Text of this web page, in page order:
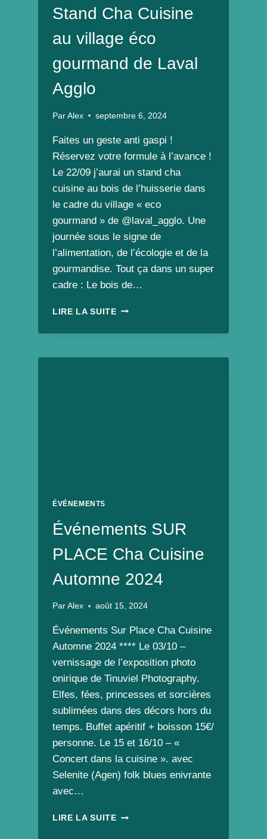
Stand Cha Cuisine
au village éco
gourmand de Laval
Agglo
Par Alex septembre 6, 2024
Faites un geste anti gaspi !
Réservez votre formule à l’avance !
Le 22/09 j’aurai un stand cha
cuisine au bois de l’huisserie dans
le cadre du village « eco
gourmand » de @laval_agglo. Une
journée sous le signe de
l’alimentation, de l’écologie et de la
gourmandise. Tout ça dans un super
cadre : Le bois de…
LIRE LA SUITESTAND
CUISINE
VILLAGE
ÉVÉNEMENTS
Événements SUR
PLACE Cha Cuisine
Automne 2024
Par Alex août 15, 2024
Événements Sur Place Cha Cuisine
Automne 2024 **** Le 03/10 –
vernissage de l’exposition photo
onirique de Tinuviel Photography.
Elfes, fées, princesses et sorcières
sublimées dans des décors hors du
temps. Buffet apéritif + boisson 15€/
personne. Le 15 et 16/10 – «
Concert dans la cuisine ». avec
Selenite (Agen) folk blues enivrante
avec…
LIRE LA SUITEÉVÉNEMENTS